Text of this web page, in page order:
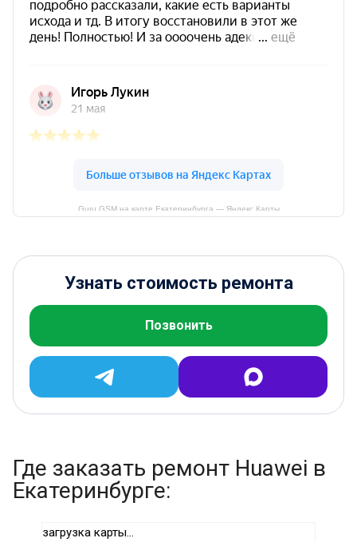
Guru GSM на карте Екатеринбурга — Яндекс Карты
Узнать стоимость ремонта
Позвонить
Где заказать ремонт Huawei в
Екатеринбурге:
загрузка карты...